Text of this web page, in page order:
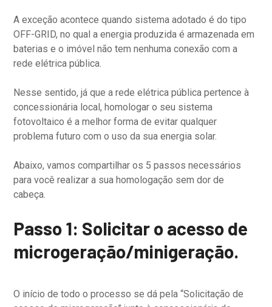
A exceção acontece quando sistema adotado é do tipo
OFF-GRID, no qual a energia produzida é armazenada em
baterias e o imóvel não tem nenhuma conexão com a
rede elétrica pública.
Nesse sentido, já que a rede elétrica pública pertence à
concessionária local, homologar o seu sistema
fotovoltaico é a melhor forma de evitar qualquer
problema futuro com o uso da sua energia solar.
Abaixo, vamos compartilhar os 5 passos necessários
para você realizar a sua homologação sem dor de
cabeça.
Passo 1: Solicitar o acesso de
microgeração/minigeração.
O início de todo o processo se dá pela “Solicitação de